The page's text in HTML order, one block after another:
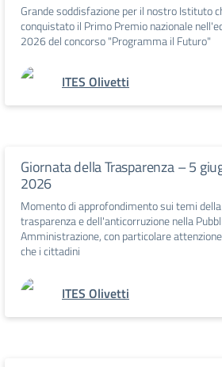
Grande soddisfazione per il nostro Istituto
conquistato il Primo Premio nazionale
2026 del concorso "Programma il Futuro"
ITES Olivetti
Giornata della Trasparenza – 5
2026
Momento di approfondimento sui temi della
trasparenza e dell'anticorruzione nella
Amministrazione, con particolare
che i cittadini
ITES Olivetti